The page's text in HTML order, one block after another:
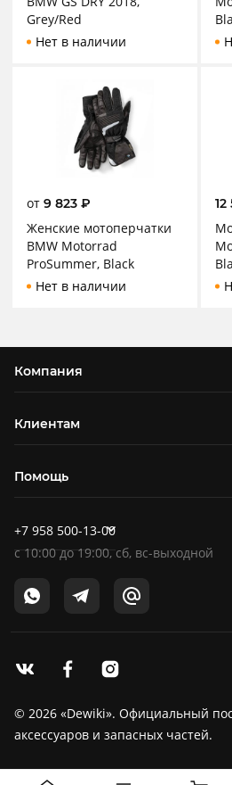
Grey/Red
Нет в наличии
от 9 823 ₽
Женские мотоперчатки
BMW Motorrad
ProSummer, Black
Нет в наличии
12
Компания
Клиентам
Помощь
+7 958 500-13-00
c10:00до19:00, сб, вс-выходной
© 2026 «Dewiki». Официальный
аксессуаров и запасных частей.